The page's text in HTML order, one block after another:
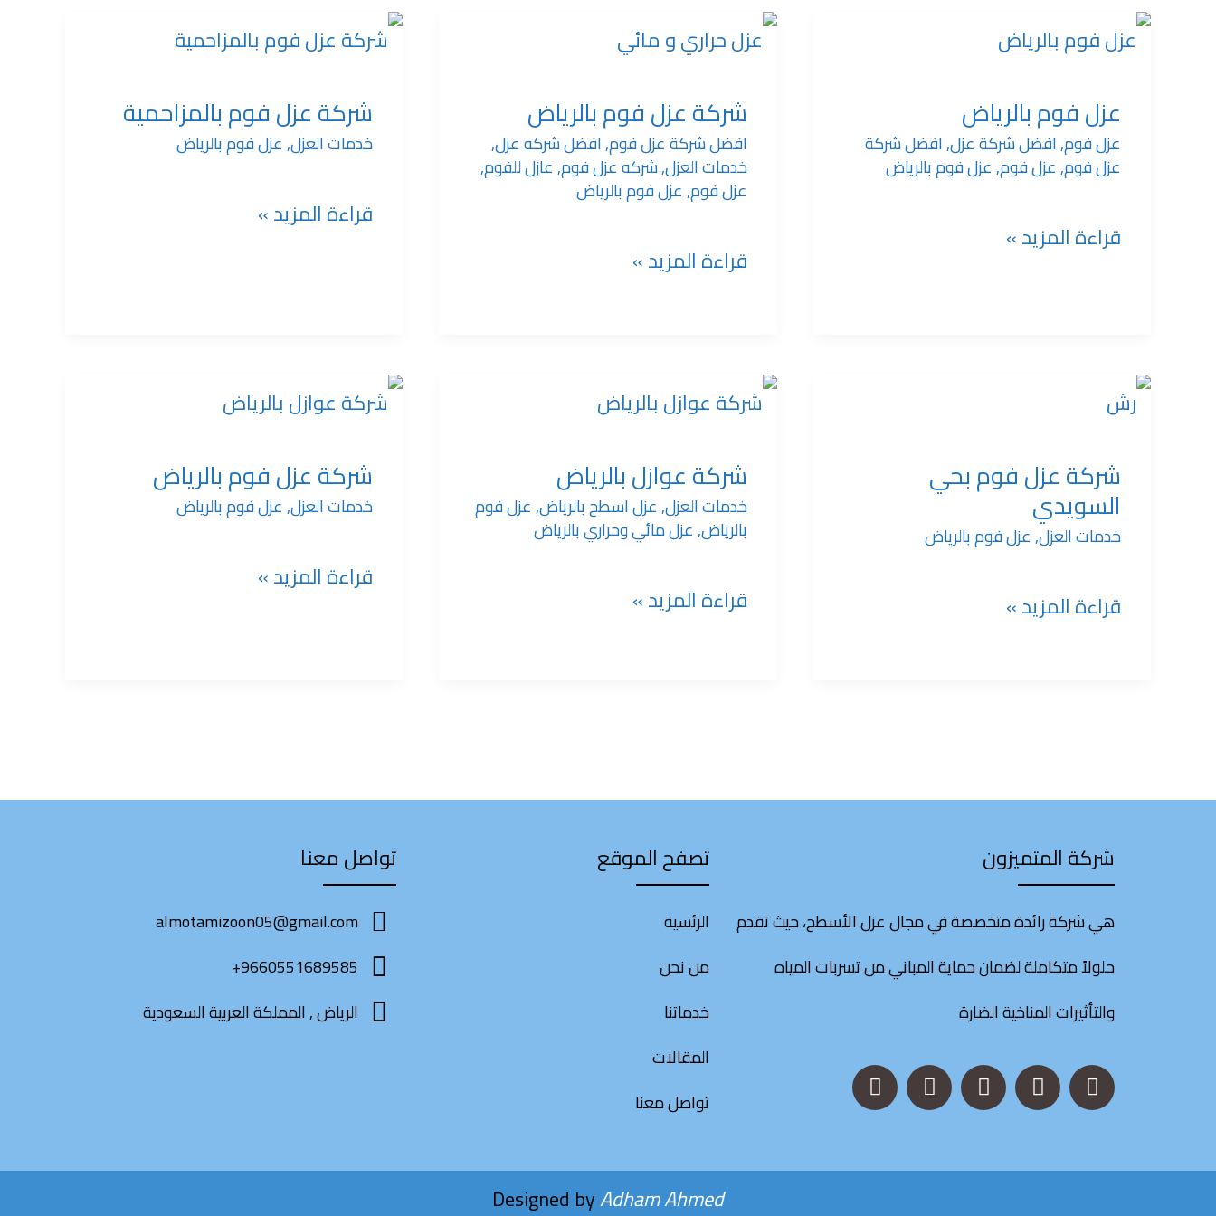
عزل فوم بالرياض
عزل فوم,افضل شركة عزل,افضل شركة
عزل فوم,عزل فوم,عزل فوم بالرياض
عزل
فوم
بالرياض
قراءة المزيد »
شركة عزل فوم بالرياض
افضل شركة عزل فوم,افضل شركه عزل,
خدمات العزل,شركه عزل فوم,عازل للفوم,
عزل فوم,عزل فوم بالرياض
شركة
عزل
فوم
بالرياض
قراءة المزيد »
شركة عزل فوم بالمزاحمية
خدمات العزل,عزل فوم بالرياض
شركة
عزل
فوم
بالمزاحمية
قراءة المزيد »
شركة عزل فوم بحي
السويدي
خدمات العزل,عزل فوم بالرياض
شركة
عزل
فوم
السويدي
قراءة المزيد »
شركة عوازل بالرياض
خدمات العزل,عزل اسطح بالرياض,عزل فوم
بالرياض,عزل مائي وحراري بالرياض
شركة
عوازل
بالرياض
قراءة المزيد »
شركة عزل فوم بالرياض
خدمات العزل,عزل فوم بالرياض
شركة
عزل
فوم
بالرياض
قراءة المزيد »
شركة المتميزون
هي شركة رائدة متخصصة في مجال عزل الأسطح، حيث تقدم
حلولاً متكاملة لضمان حماية المباني من تسربات المياه
والتأثيرات المناخية الضارة
F
a
c
b
X
-
t
i
I
n
s
a
L
i
n
S
n
a
c
تصفح الموقع
الرئسية
من نحن
خدماتنا
المقالات
تواصل معنا
تواصل معنا
almotamizoon05@gmail.com
9660551689585+
الرياض , المملكة العربية السعودية
Designed byAdham Ahmed